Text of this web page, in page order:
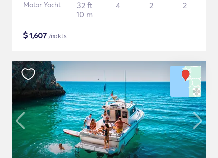
Motor Yacht
32 ft
10 m
4 2 2
$1,607 /nakts